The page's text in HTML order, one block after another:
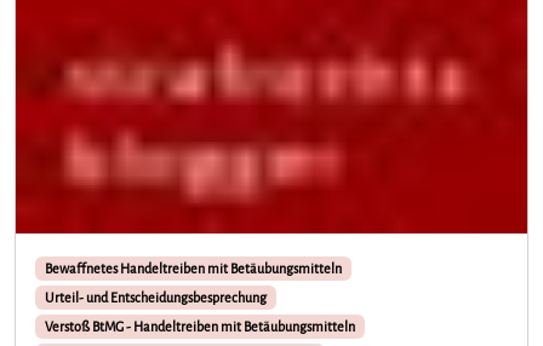
Bewaffnetes Handeltreiben mit Betäubungsmitteln
Urteil- und Entscheidungsbesprechung
Verstoß BtMG - Handeltreiben mit Betäubungsmitteln